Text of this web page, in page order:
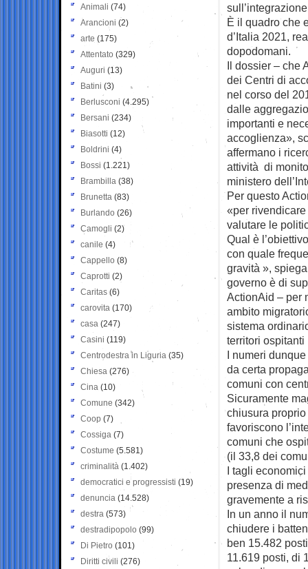
È il quadro che
d’Italia 2021,
dopodomani.
Il dossier – che
dei Centri di
nel corso del
dalle
importanti e
accoglienza»,
affermano i
attività di
ministero
Per questo
«per
valutare le
Qual è
con quale
gravità »,
governo è di
ActionAid – per
ambito
sistema
territori ospitanti
I numeri
da certa
comuni con
Sicuramente
chiusura
favoriscono
comuni che
(il 33,8 dei
I tagli
presenza di
gravemente a
In un anno il
chiudere i
ben 15.482
11.619 posti, di
Animali (74)
Arancioni (2)
arte (175)
Attentato (329)
Auguri (13)
Batini (3)
Berlusconi (4.295)
Bersani (234)
Biasotti (12)
Boldrini (4)
Bossi (1.221)
Brambilla (38)
Brunetta (83)
Burlando (26)
Camogli (2)
canile (4)
Cappello (8)
Caprotti (2)
Caritas (6)
carovita (170)
casa (247)
Casini (119)
Centrodestra in Liguria (35)
Chiesa (276)
Cina (10)
Comune (342)
Coop (7)
Cossiga (7)
Costume (5.581)
criminalità (1.402)
democratici e progressisti (19)
denuncia (14.528)
destra (573)
destradipopolo (99)
Di Pietro (101)
Diritti civili (276)